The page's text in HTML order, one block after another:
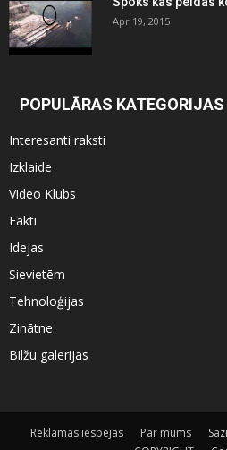
Apr 19, 2015
POPULĀRAS KATEGORIJAS
Interesanti raksti
Izklaide
Video Klubs
Fakti
Idejas
Sievietēm
Tehnoloģijas
Zinātne
Bilžu galerijas
Reklāmas iespējas Par mums